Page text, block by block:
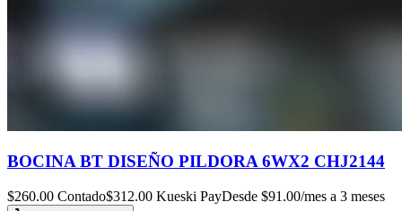
BOCINA BT DISEÑO PILDORA 6WX2 CHJ2144
$260.00 Contado$312.00 Kueski PayDesde $91.00/mes a 3 meses